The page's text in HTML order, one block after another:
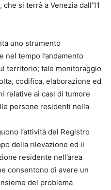
si terrà a Venezia dall’11
uno strumento
nel tempo l’andamento
territorio; tale monitoraggio
codifica, elaborazione ed
relative ai casi di tumore
persone residenti nella
l’attività del Registro
della rilevazione ed il
residente nell’area
consentono di avere un
del problema